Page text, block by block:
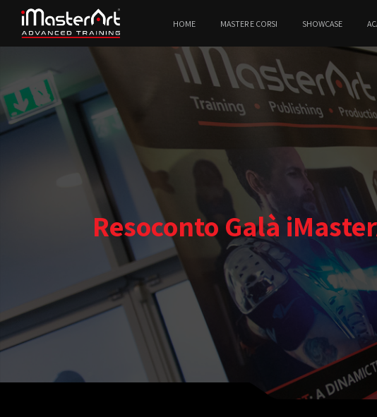
HOME MASTER E CORSI SHOWCASE
Resoconto Galà